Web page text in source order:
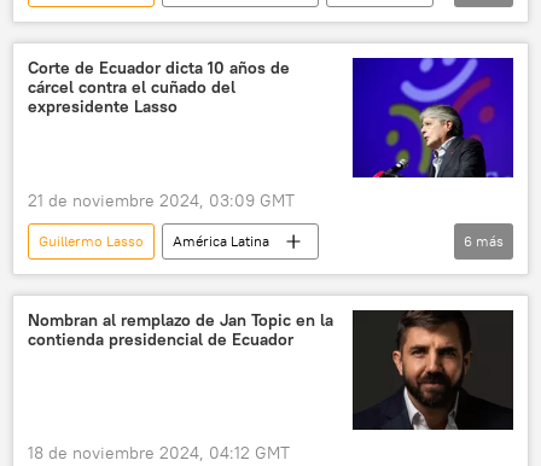
Daniel Noboa
Ecuador
Fondo Monetario Internacional (FMI)
Consejo Nacional Electoral (CNE) de Ecuador
Corte de Ecuador dicta 10 años de
cárcel contra el cuñado del
expresidente Lasso
21 de noviembre 2024, 03:09 GMT
Guillermo Lasso
América Latina
Danilo Carrera
Daniel Noboa
Ecuador
política
juicio
prisión
6 más
Nombran al remplazo de Jan Topic en la
contienda presidencial de Ecuador
18 de noviembre 2024, 04:12 GMT